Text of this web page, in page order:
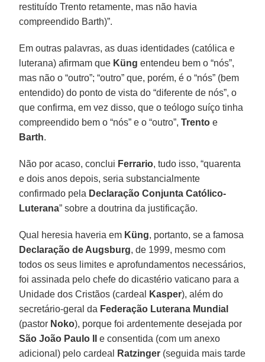
restituído Trento retamente, mas não havia
compreendido Barth)”.
Em outras palavras, as duas identidades (católica e
luterana) afirmam que Küng entendeu bem o “nós”,
mas não o “outro”; “outro” que, porém, é o “nós” (bem
entendido) do ponto de vista do “diferente de nós”, o
que confirma, em vez disso, que o teólogo suíço tinha
compreendido bem o “nós” e o “outro”,Trento e
Barth.
Não por acaso, conclui Ferrario, tudo isso, “quarenta
e dois anos depois, seria substancialmente
confirmado pela Declaração Conjunta Católico-
Luterana” sobre a doutrina da justificação.
Qual heresia haveria em Küng, portanto, se a famosa
Declaração de Augsburg, de 1999, mesmo com
todos os seus limites e aprofundamentos necessários,
foi assinada pelo chefe do dicastério vaticano para a
Unidade dos Cristãos (cardeal
Kasper), além do
secretário-geral da Federação Luterana Mundial
(pastor Noko), porque foi ardentemente desejada por
São João Paulo II
e consentida (com um anexo
adicional) pelo cardeal
Ratzinger (seguida mais tarde